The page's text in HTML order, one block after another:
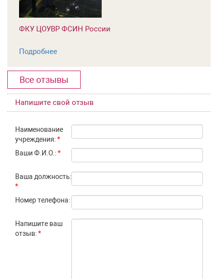
ФКУ ЦОУВР ФСИН России
Подробнее
Все отзывы
Напишите свой отзыв
Наименование
учреждения:*
Ваши Ф.И.О.:*
Ваша должность:
*
Номер телефона:
Напишите ваш
отзыв:*